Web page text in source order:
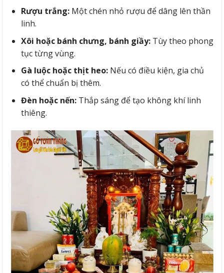
Rượu trắng:Một chén nhỏ rượu để dâng lên thần
linh.
Xôi hoặc bánh chưng, bánh giầy:Tùy theo phong
tục từng vùng.
Gà luộc hoặc thịt heo:Nếu có điều kiện, gia chủ
có thể chuẩn bị thêm.
Đèn hoặc nến:Thắp sáng để tạo không khí linh
thiêng.